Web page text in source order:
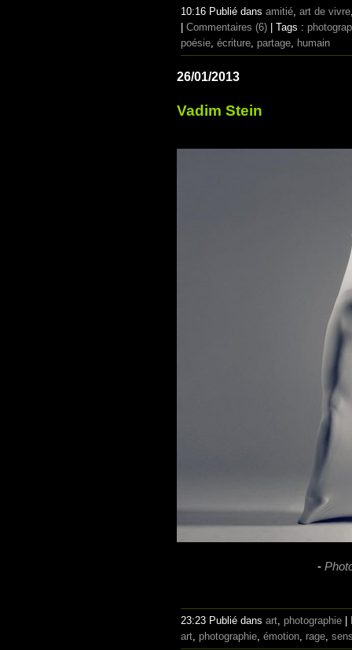
10:16 Publié dans amitié, art de vivre
Commentaires (6) | Tags :
poésie, écriture, partage, humain
26/01/2013
Vadim Stein
-
23:23 Publié dans art photographie |
art photographie émotion rage